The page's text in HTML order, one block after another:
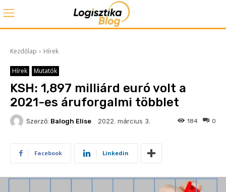
Kezdőlap Hírek
Hírek Mutatók
KSH: 1,897 milliárd euró volt a
2021-es áruforgalmi többlet
Szerző: Balogh Elise 2022. március 3. 0
184
Facebook Linkedin